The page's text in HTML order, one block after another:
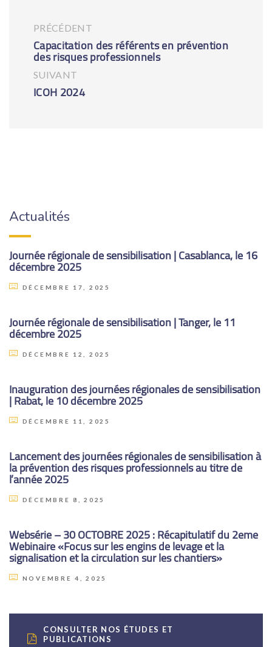
PRÉCÉDENT
Capacitation des référents en prévention
des risques professionnels
SUIVANT
ICOH 2024
Actualités
Journée régionale de sensibilisation | Casablanca, le 16
décembre 2025
DÉCEMBRE 17, 2025
Journée régionale de sensibilisation | Tanger, le 11
décembre 2025
DÉCEMBRE 12, 2025
Inauguration des journées régionales de sensibilisation
| Rabat, le 10 décembre 2025
DÉCEMBRE 11, 2025
Lancement des journées régionales de sensibilisation à
la prévention des risques professionnels au titre de
l’année 2025
DÉCEMBRE 8, 2025
Websérie – 30 OCTOBRE 2025 : Récapitulatif du 2eme
Webinaire «Focus sur les engins de levage et la
signalisation et la circulation sur les chantiers»
NOVEMBRE 4, 2025
CONSULTER NOS ÉTUDES ET
PUBLICATIONS